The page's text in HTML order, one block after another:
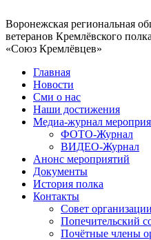
Воронежская региональная
ветеранов Кремлёвского полка
«Союз Кремлёвцев»
Главная
Новости
Сми о нас
Наши достижения
Медиа-журнал
ФОТО-Журнал
ВИДЕО-Журнал
Анонс мероприятий
Документы
История полка
Контакты
Совет организации
Попечительский
Почётные члены